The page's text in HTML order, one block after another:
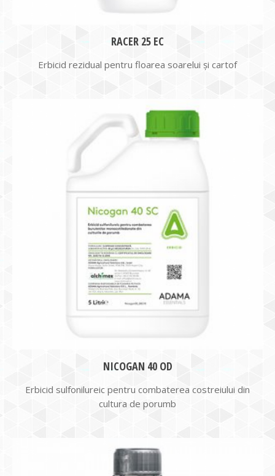
RACER 25 EC
Erbicid rezidual pentru floarea soarelui şi cartof
NICOGAN 40 OD
Erbicid sulfonilureic pentru combaterea costreiului din
cultura de porumb